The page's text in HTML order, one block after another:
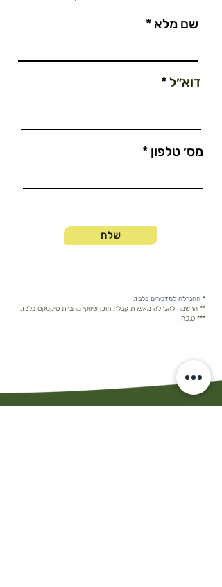
שם מלא
דוא״ל
מס׳ טלפון
שלח
* ההגרלה למדבירים בלבד.
** הרשמה להגרלה מאשרת קבלת תוכן שיווקי מחברת סיקמקס בלבד.
*** ט.ל.ח